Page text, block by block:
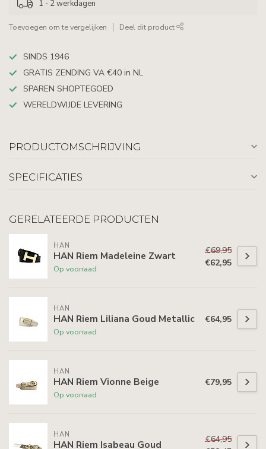
1 - 2 werkdagen
Toevoegen om te vergelijken Deel dit product
SINDS 1946
GRATIS ZENDING VA €40 in NL
SPAREN SHOPTEGOED
WERELDWIJDE LEVERING
PRODUCTOMSCHRIJVING
SPECIFICATIES
GERELATEERDE PRODUCTEN
HAN
HAN Riem Madeleine Zwart
Op voorraad
€69,95
€62,95
HAN
HAN Riem Liliana Goud Metallic
Op voorraad
€64,95
HAN
HAN Riem Vionne Beige
Op voorraad
€79,95
HAN
HAN Riem Isabeau Goud
€64,95